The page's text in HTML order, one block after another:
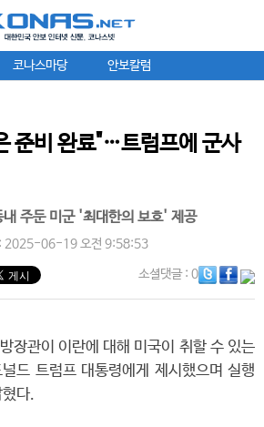
코나스마당 안보칼럼
준비 완료"…트럼프에 군사
주둔 미군 '최대한의 보호' 제공
: 2025-06-19 오전 9:58:53
소셜댓글: 0
장관이 이란에 대해 미국이 취할 수 있는
드 트럼프 대통령에게 제시했으며 실행
다.